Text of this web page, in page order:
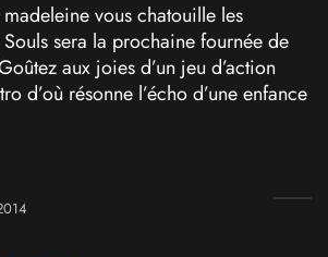
vous chatouille les
sera la prochaine fournée de
aux joies d’un jeu d’action
d’où résonne l’écho d’une enfance